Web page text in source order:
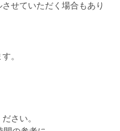
せていただく場合もあり
。
さい。